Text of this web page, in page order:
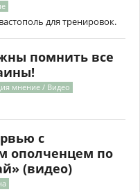
для тренировок.
помнить все
мнение / Видео
с
ополченцем по
(видео)